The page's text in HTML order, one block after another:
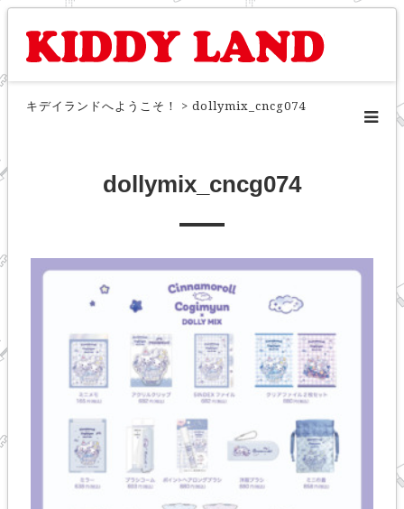
キデイランドへようこそ！ > dollymix_cncg074
dollymix_cncg074